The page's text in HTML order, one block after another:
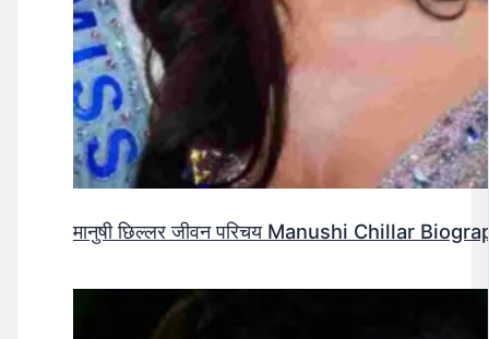
मानुषी छिल्लर जीवन परिचय Manushi Chillar